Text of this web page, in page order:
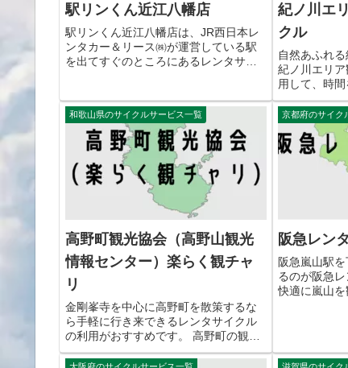
駅リンくん近江八幡店
駅リンくん近江八幡店は、JR西日本レ
ンタカー＆リース㈱が運営している駅
を出てすぐのところにあるレンタサイ
に、台数は少ないですが電動アシスト
付き自転車もあります。 ...
紀ノ川エ
クル
自然あふれ
紀ノ川エリア
用して、時間
ングをする
サイクルの
でどこから利
楽しめます。
和歌山県のサイクルサービス一覧
高野町観光協会（高野山観光
情報センター）楽らく観チャ
リ
金剛峯寺を中心に高野町を散策するな
ら手軽に行き来できるレンタサイクル
の利用がおすすめです。 高野町の観光
の拠点といえる高野町観光協会ではレ
ンタサイクルの貸し出しをおこなって
京都府のサイク
阪急レン
阪急嵐山駅
るのが阪急レ
快適に嵐山を